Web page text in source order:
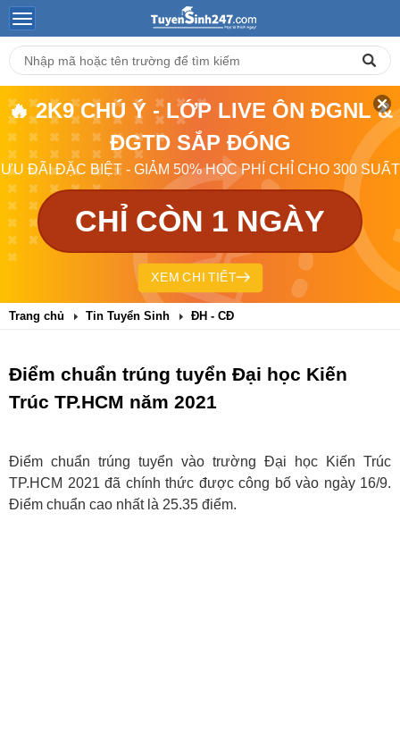
🔥 2K9 CHÚ Ý - LỚP LIVE ÔN ĐGNL &
ĐGTD SẮP ĐÓNG
ƯU ĐÃI ĐẶC BIỆT - GIẢM 50% HỌC PHÍ CHỈ CHO 300 SUẤT
CHỈ CÒN 1 NGÀY
XEM CHI TIẾT
Trang chủ Tin Tuyển Sinh ĐH - CĐ
Điểm chuẩn trúng tuyển Đại học Kiến
Trúc TP.HCM năm 2021
Điểm chuẩn trúng tuyển vào trường Đại học Kiến Trúc
TP.HCM 2021 đã chính thức được công bố vào ngày 16/9.
Điểm chuẩn cao nhất là 25.35 điểm.